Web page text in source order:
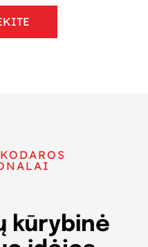
kūrybinė